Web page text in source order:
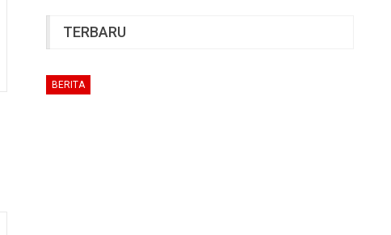
TERBARU
BERITA